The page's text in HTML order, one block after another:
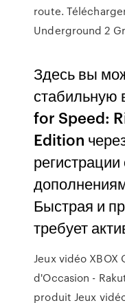
route.
Underground 2
Здесь вы
стабильную
for Speed:
Edition
Быстрая и
требует
Jeux vidéo XBOX
d'Occasion -
produit Jeux